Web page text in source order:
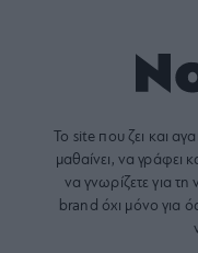
Το site που ζει και
μαθαίνει, να γράφει
να γνωρίζετε για
brand όχι μόνο για